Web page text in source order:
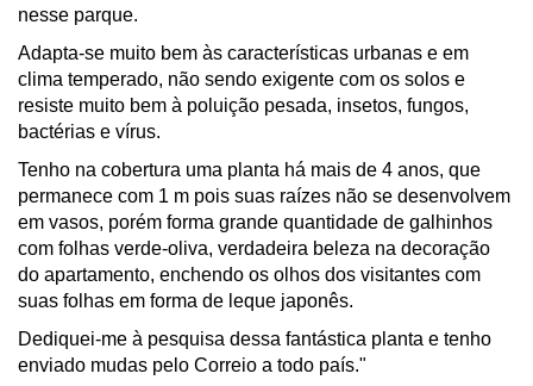
nesse parque.
Adapta-se muito bem às características urbanas e em
clima temperado, não sendo exigente com os solos e
resiste muito bem à poluição pesada, insetos, fungos,
bactérias e vírus.
Tenho na cobertura uma planta há mais de 4 anos, que
permanece com 1 m pois suas raízes não se desenvolvem
em vasos, porém forma grande quantidade de galhinhos
com folhas verde-oliva, verdadeira beleza na decoração
do apartamento, enchendo os olhos dos visitantes com
suas folhas em forma de leque japonês.
Dediquei-me à pesquisa dessa fantástica planta e tenho
enviado mudas pelo Correio a todo país."